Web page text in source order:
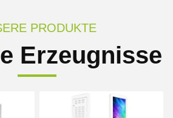
PRODUKTE
Erzeugnisse